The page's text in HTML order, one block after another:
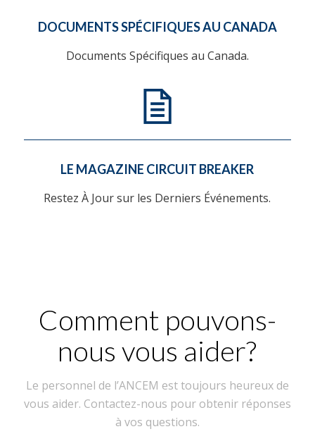
DOCUMENTS SPÉCIFIQUES AU CANADA
Documents Spécifiques au Canada.
LE MAGAZINE CIRCUIT BREAKER
Restez À Jour sur les Derniers Événements.
Comment pouvons-
nous vous aider?
Le personnel de l’ANCEM est toujours heureux de
vous aider. Contactez-nous pour obtenir réponses
à vos questions.